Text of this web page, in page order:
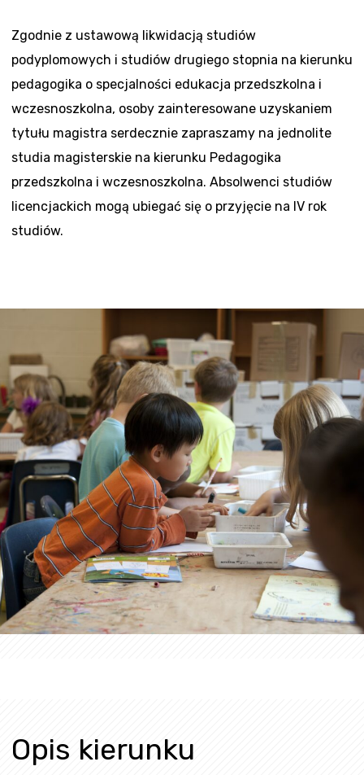
Zgodnie z ustawową likwidacją studiów
podyplomowych i studiów drugiego stopnia na kierunku
pedagogika o specjalności edukacja przedszkolna i
wczesnoszkolna, osoby zainteresowane uzyskaniem
tytułu magistra serdecznie zapraszamy na jednolite
studia magisterskie na kierunku Pedagogika
przedszkolna i wczesnoszkolna. Absolwenci studiów
licencjackich mogą ubiegać się o przyjęcie na IV rok
studiów.
Opis kierunku